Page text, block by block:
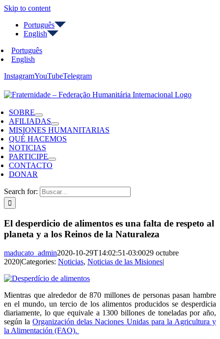
Skip to content
Português
English
Português
English
InstagramYouTubeTelegram
SOBRE
AFILIADAS
MISIONES HUMANITARIAS
QUÉ HACEMOS
NOTICIAS
PARTICIPE
CONTACTO
DONAR
Search for:
El desperdicio de alimentos es una falta de respeto al
planeta y a los Reinos de la Naturaleza
maducato_admin2020-10-29T14:02:51-03:0029 octubre
2020|Categories: Noticias, Noticias de las Misiones|
Mientras que alrededor de 870 millones de personas pasan hambre
en el mundo, un tercio de los alimentos producidos se desperdicia
diariamente, lo que equivale a 1300 billones de toneladas por año,
según laOrganización delas Naciones Unidas para la Agricultura y
la Alimentación (FAO).